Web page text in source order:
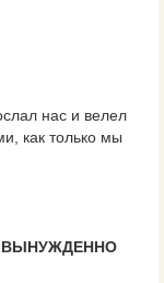
нас и велел
как только мы
ВЫНУЖДЕННО